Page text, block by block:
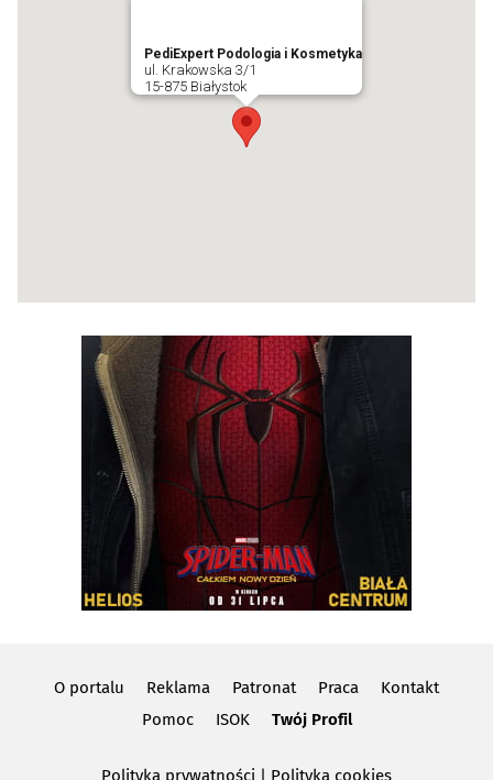
PediExpert Podologia i Kosmetyka
ul. Krakowska 3/1
15-875 Białystok
O portalu Reklama Patronat Praca
Kontakt
Pomoc
ISOK Twój Profil
Polityka prywatności | Polityka cookies